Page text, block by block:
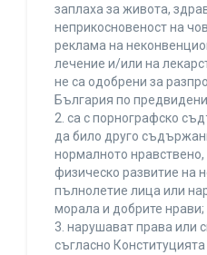
заплаха за живота,
неприкосновеност на
реклама на
лечение и/или на
не са одобрени за
България по
2. са с порнографско
да било друго
нормалното
физическо развитие на
пълнолетие лица или
морала и добрите нрави;
3. нарушават права или
съгласно Конституцията